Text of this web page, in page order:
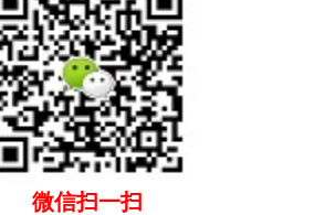
微信扫一扫
AJ...
2020-08-09
莆田鞋aj11 Low “Black Toe...
耐克 Nike Air Jordan 1 Low “Black Toe”黑脚趾
AJ1 乔1 低帮潮流缓震运动休闲板鞋。原鞋开...
2020-08-09